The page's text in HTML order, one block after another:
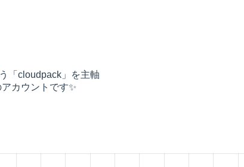
「cloudpack」を主軸
カウントです✨